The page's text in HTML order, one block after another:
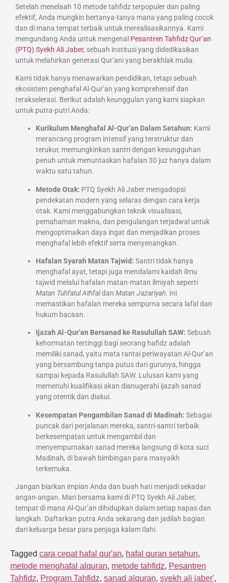
Setelah menelaah 10 metode tahfidz terpopuler dan paling
efektif, Anda mungkin bertanya-tanya mana yang paling cocok
dan di mana tempat terbaik untuk merealisasikannya. Kami
mengundang Anda untuk mengenal Pesantren Tahfidz Qur’an
(PTQ) Syekh Ali Jaber, sebuah institusi yang didedikasikan
untuk melahirkan generasi Qur’ani yang berakhlak mulia.
Kami tidak hanya menawarkan pendidikan, tetapi sebuah
ekosistem penghafal Al-Qur’an yang komprehensif dan
terakselerasi. Berikut adalah keunggulan yang kami siapkan
untuk putra-putri Anda:
Kurikulum Menghafal Al-Qur’an Dalam Setahun: Kami
merancang program intensif yang terstruktur dan
terukur, memungkinkan santri dengan kesungguhan
penuh untuk menuntaskan hafalan 30 juz hanya dalam
waktu satu tahun.
Metode Otak: PTQ Syekh Ali Jaber mengadopsi
pendekatan modern yang selaras dengan cara kerja
otak. Kami menggabungkan teknik visualisasi,
pemahaman makna, dan pengulangan terjadwal untuk
mengoptimalkan daya ingat dan menjadikan proses
menghafal lebih efektif serta menyenangkan.
Hafalan Syarah Matan Tajwid: Santri tidak hanya
menghafal ayat, tetapi juga mendalami kaidah ilmu
tajwid melalui hafalan matan-matan ilmiyah seperti
Matan Tuhfatul Athfaldan Matan Jazariyah. Ini
memastikan hafalan mereka sempurna secara lafal dan
hukum bacaan.
Ijazah Al-Qur’an Bersanad ke Rasulullah SAW: Sebuah
kehormatan tertinggi bagi seorang hafidz adalah
memiliki sanad, yaitu mata rantai periwayatan Al-Qur’an
yang bersambung tanpa putus dari gurunya, hingga
sampai kepada Rasulullah SAW. Lulusan kami yang
memenuhi kualifikasi akan dianugerahi ijazah sanad
yang otentik dan diakui.
Kesempatan Pengambilan Sanad di Madinah: Sebagai
puncak dari perjalanan mereka, santri-santri terbaik
berkesempatan untuk mengambil dan
menyempurnakan sanad mereka langsung di kota suci
Madinah, di bawah bimbingan para masyaikh
terkemuka.
Jangan biarkan impian Anda dan buah hati menjadi sekadar
angan-angan. Mari bersama kami di PTQ Syekh Ali Jaber,
tempat di mana Al-Qur’an dihidupkan dalam setiap napas dan
langkah. Daftarkan putra Anda sekarang dan jadilah bagian
dari keluarga besar para penjaga kalam Ilahi.
Tagged cara cepat hafal qur'an, hafal quran setahun,
metode menghafal alquran, metode tahfidz, Pesantren
Tahfidz, Program Tahfidz, sanad alquran, syekh ali jaber',